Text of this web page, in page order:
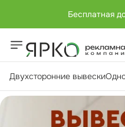
Бесплатная
Бесплатная
Двухсторонние вывески